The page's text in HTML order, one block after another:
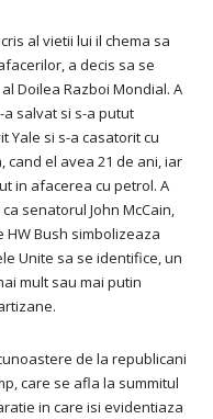
al vietii lui il chema sa
a decis sa se
Doilea Razboi Mondial. A
salvat si s-a putut
Yale si s-a casatorit cu
cand el avea 21 de ani, iar
in afacerea cu petrol. A
senatorul John McCain,
HW Bush simbolizeaza
Unite sa se identifice, un
mult sau mai putin
de la republicani
care se afla la summitul
in care isi evidentiaza